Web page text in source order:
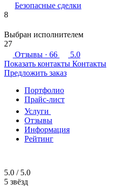
Безопасные сделки
8
Выбран исполнителем
27
Отзывы · 66
5.0
Показать контакты Контакты
Предложить заказ
Портфолио
Прайс-лист
Услуги
Отзывы
Информация
Рейтинг
5.0 / 5.0
5 звёзд